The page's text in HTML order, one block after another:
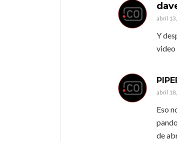
abril
Y
video
abril
Eso
de